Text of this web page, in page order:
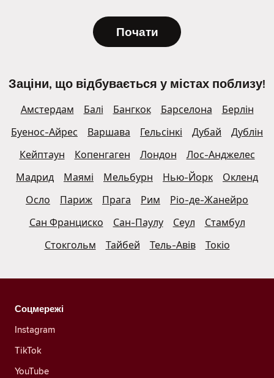
Почати
Заціни, що відбувається у містах поблизу!
Амстердам Балі Бангкок Барселона
Берлін
Буенос-Айрес
Варшава Гельсінкі Дубай
Дублін
Кейптаун
Копенгаген Лондон
Лос-Анджелес
Мадрид
Маямі Мельбурн Нью-Йорк
Окленд
Осло
Париж Прага Рим
Ріо-де-Жанейро
Сан Франциско
Сан-Паулу Сеул
Стамбул
Стокгольм
Тайбей Тель-Авів Токіо
Соцмережі
Instagram
TikTok
YouTube